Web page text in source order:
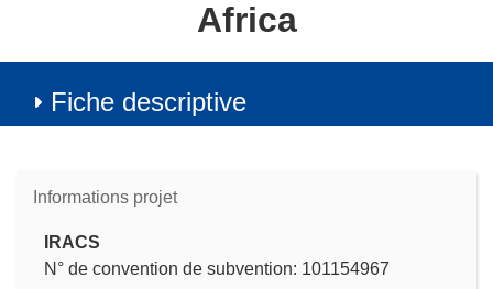
Africa
Fiche descriptive
Informations projet
IRACS
N° de convention de subvention: 101154967